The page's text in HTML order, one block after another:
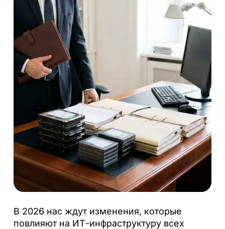
В 2026 нас ждут изменения, которые
повлияют на ИТ-инфраструктуру всех